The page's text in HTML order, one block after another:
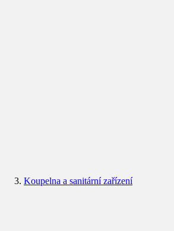
Koupelna a sanitární zařízení